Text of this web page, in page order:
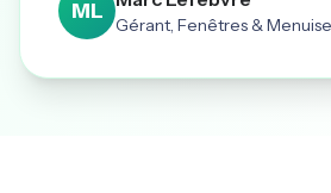
ML
Gérant, Fenêtres &